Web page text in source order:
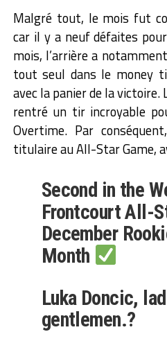
Malgré tout, le mois fut
car il y a neuf défaites
mois, l’arrière a
tout seul dans le money
avec la panier de la victoire.
rentré un tir incroyable
Overtime. Par
titulaire au All-Star Game,
Second in the
Frontcourt All-
December
Month
Luka Doncic,
gentlemen.?